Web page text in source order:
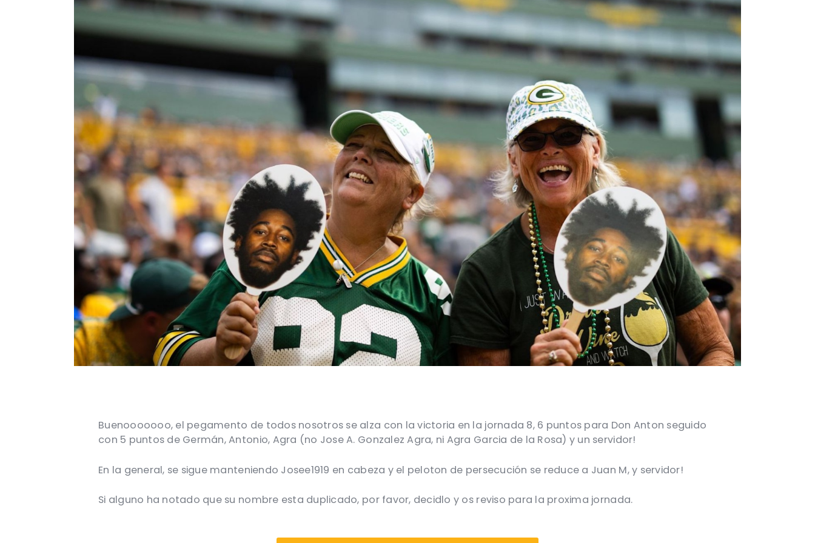
Buenooooooo, el pegamento de todos nosotros se alza con la victoria en la jornada 8, 6 puntos para Don Anton seguido
con 5 puntos de Germán, Antonio, Agra (no Jose A. Gonzalez Agra, ni Agra Garcia de la Rosa) y un servidor!
En la general, se sigue manteniendo Josee1919 en cabeza y el peloton de persecución se reduce a Juan M, y servidor!
Si alguno ha notado que su nombre esta duplicado, por favor, decidlo y os reviso para la proxima jornada.